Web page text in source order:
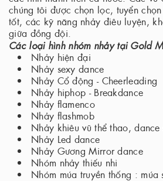
chúng tôi được chọn lọc, tuyển
tốt, các kỹ năng nhảy điêu luyện,
giữa đồng đội.
Các loại hình nhóm nhảy tại Gold
Nhảy hiện đại
Nhảy sexy dance
Nhảy Cổ động - Cheerleading
Nhảy hiphop - Breakdance
Nhảy flamenco
Nhảy flashmob
Nhảy khiêu vũ thể thao, dance
Nhảy Led dance
Nhảy Gương Mirror dance
Nhóm nhảy thiếu nhi
Nhóm múa truyền thống : múa